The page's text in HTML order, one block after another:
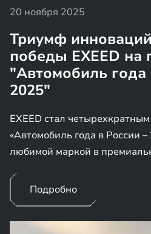
20 ноября 2025
Триумф
победы EXEED на
"Автомобиль года
2025"
EXEED стал
«Автомобиль года в России
любимой маркой в
Подробно